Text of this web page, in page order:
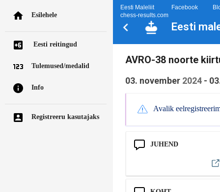
Esilehele
Eesti reitingud
Tulemused/medalid
Info
Registreeru kasutajaks
Eesti Maleliit Facebook
chess-results.com
Eesti
AVRO-38 noorte
03. november 2024 -
Avalik
JUHEND